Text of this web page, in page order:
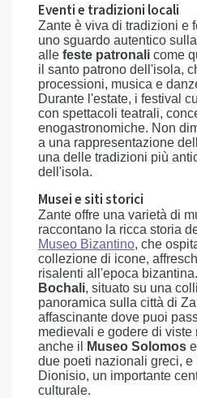
Eventi e tradizioni locali
Zante è viva di tradizioni e
uno sguardo autentico
alle feste patronali come
il santo patrono dell'isola,
processioni, musica e
Durante l'estate, i festival
con spettacoli teatrali,
enogastronomiche. Non
a una rappresentazione
una delle tradizioni più
dell'isola.
Musei e siti storici
Zante offre una varietà di
raccontano la ricca storia
Museo Bizantino, che
collezione di icone,
risalenti all'epoca bizantina.
Bochali, situato su una
panoramica sulla città di
affascinante dove puoi
medievali e godere di viste
anche il
Museo Solomos e
due poeti nazionali greci, e
Dionisio, un importante
culturale.